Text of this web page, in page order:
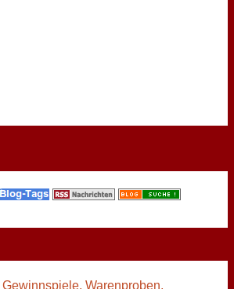
Warenproben,